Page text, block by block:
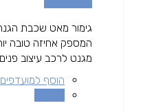
גימור מאט שכבת
המספק אחיזה טובה
מגנט לרכב עיצוב
הוסף למועדפים